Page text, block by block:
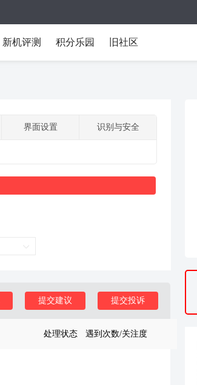
新机评测 积分乐园 旧社区
界面设置 识别与安全
提交投诉
提交建议
处理状态 遇到次数/关注度